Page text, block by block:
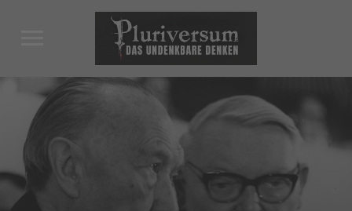
navigation